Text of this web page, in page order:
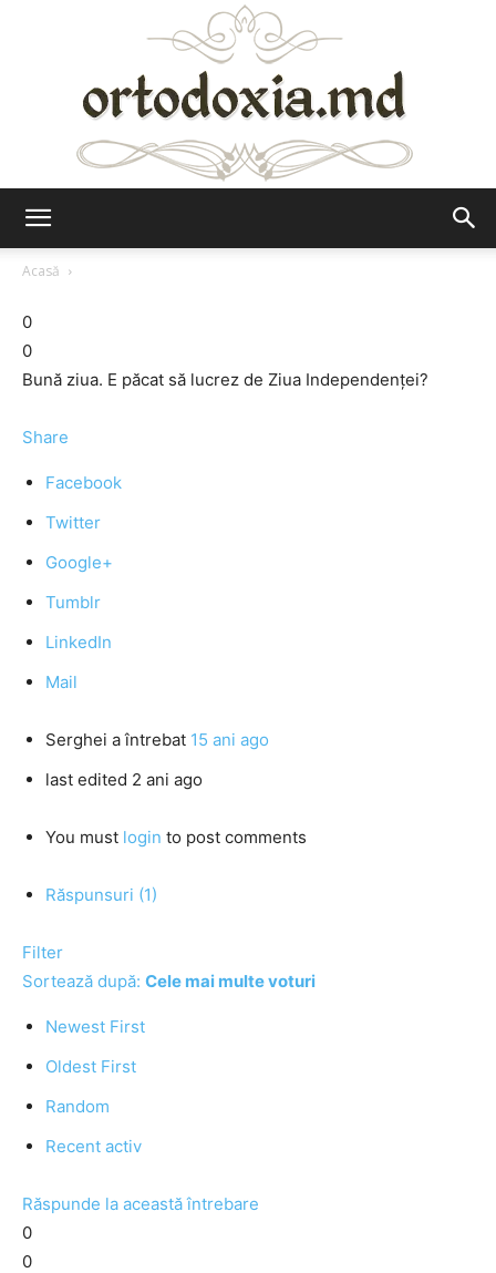
Acasă
0
0
Bună ziua. E păcat să lucrez de Ziua Independenței?
Share
Facebook
Twitter
Google+
Tumblr
LinkedIn
Mail
Serghei a întrebat 15 ani ago
last edited 2 ani ago
You must login to post comments
Răspunsuri (1)
Filter
Sortează după: Cele mai multe voturi
Newest First
Oldest First
Random
Recent activ
Răspunde la această întrebare
0
0